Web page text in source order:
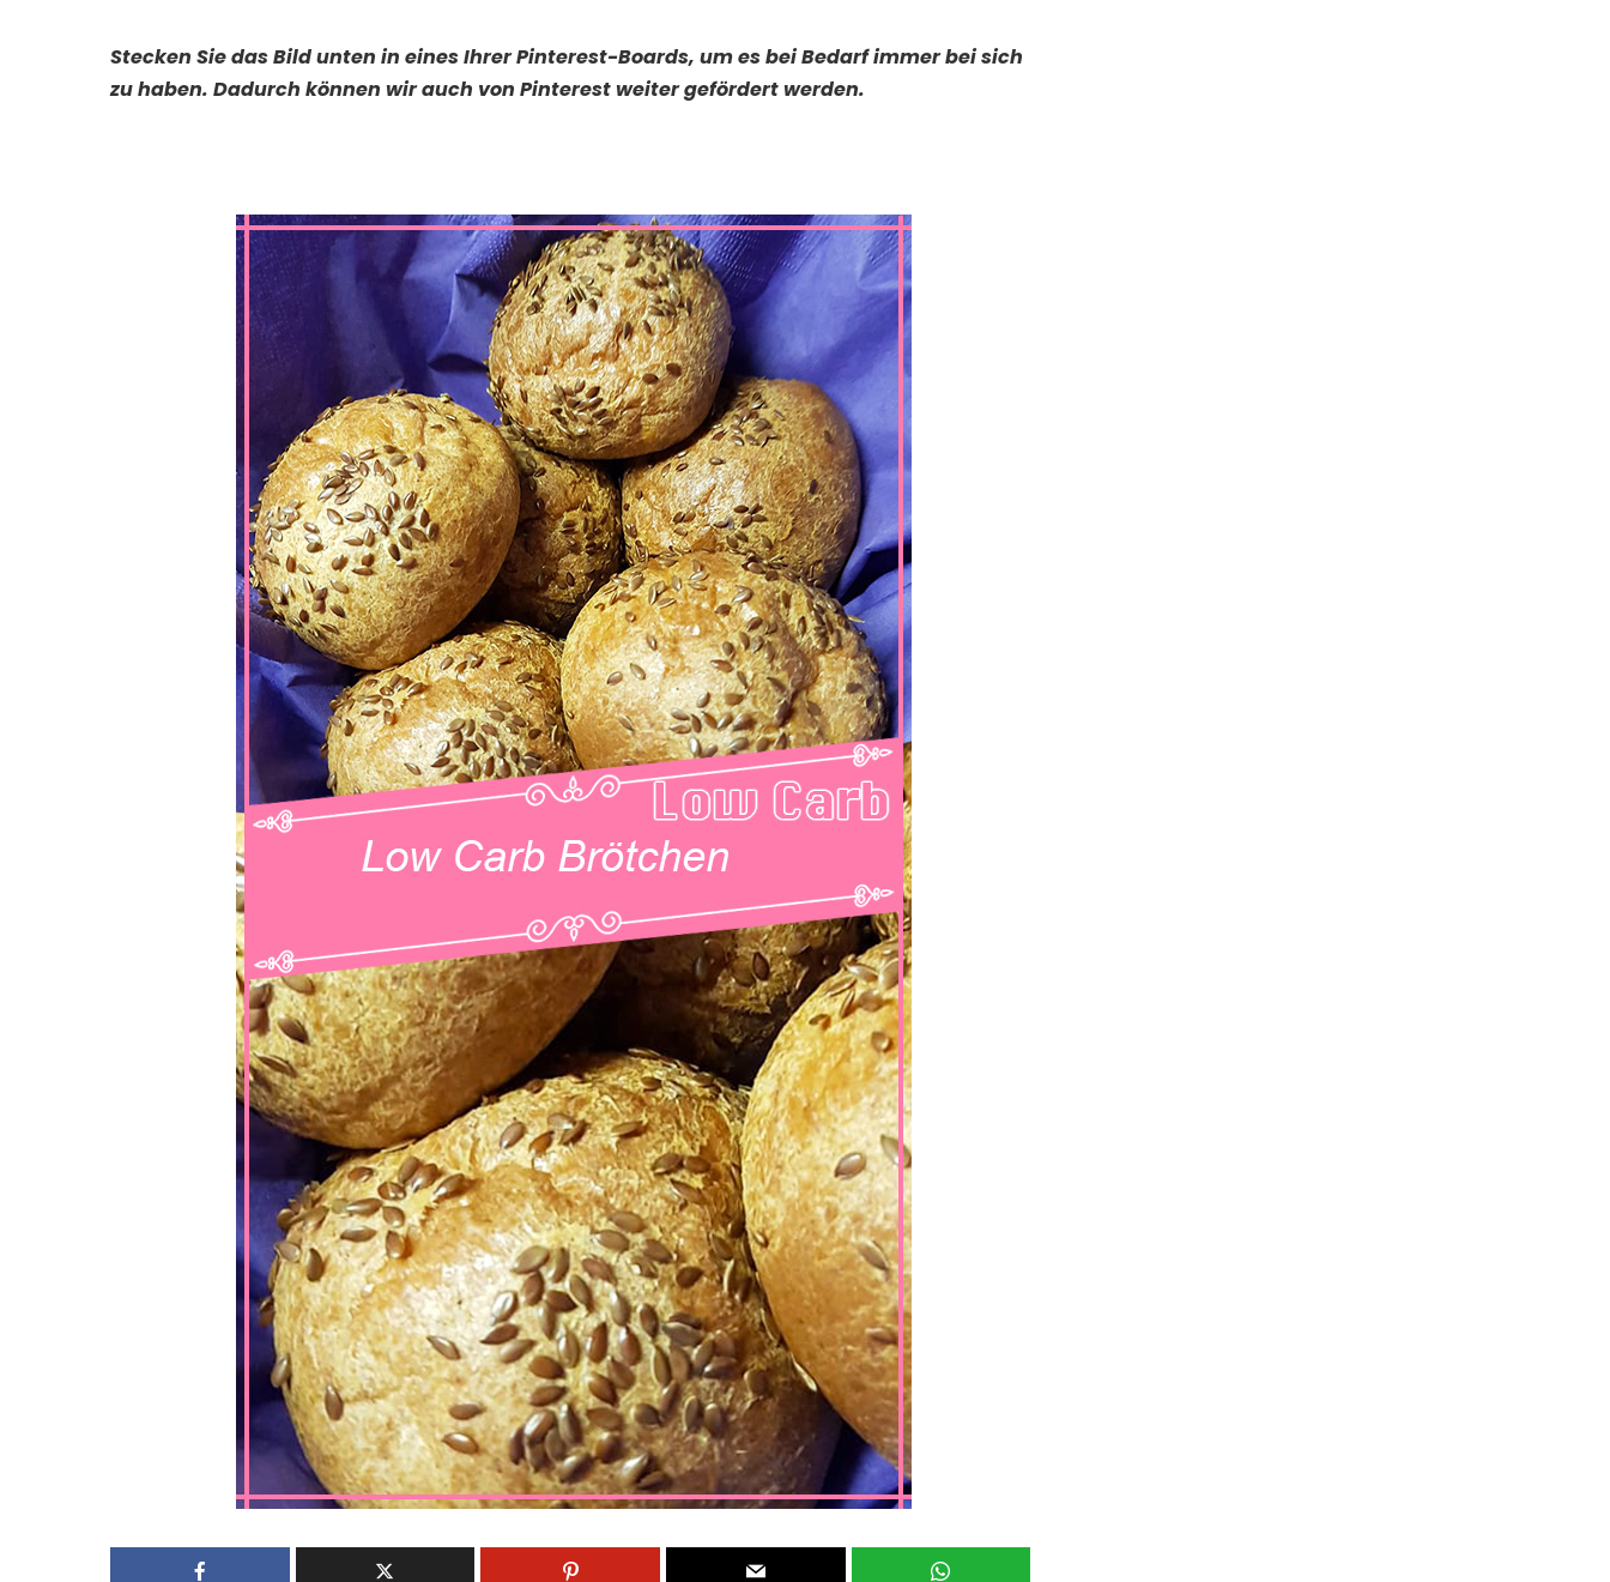
Stecken Sie das Bild unten in eines Ihrer Pinterest-Boards, um es bei Bedarf immer bei sich
zu haben. Dadurch können wir auch von Pinterest weiter gefördert werden.